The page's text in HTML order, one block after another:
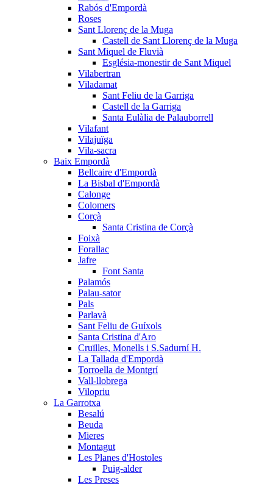
Rabós d'Empordà
Roses
Sant Llorenç de la Muga
Castell de Sant Llorenç de la Muga
Sant Miquel de Fluvià
Església-monestir de Sant Miquel
Vilabertran
Viladamat
Sant Feliu de la Garriga
Castell de la Garriga
Santa Eulàlia de Palauborrell
Vilafant
Vilajuïga
Vila-sacra
Baix Empordà
Bellcaire d'Empordà
La Bisbal d'Empordà
Calonge
Colomers
Corçà
Santa Cristina de Corçà
Foixà
Forallac
Jafre
Font Santa
Palamós
Palau-sator
Pals
Parlavà
Sant Feliu de Guíxols
Santa Cristina d'Aro
Cruïlles, Monells i S.Sadurní H.
La Tallada d'Empordà
Torroella de Montgrí
Vall-llobrega
Vilopriu
La Garrotxa
Besalú
Beuda
Mieres
Montagut
Les Planes d'Hostoles
Puig-alder
Les Preses